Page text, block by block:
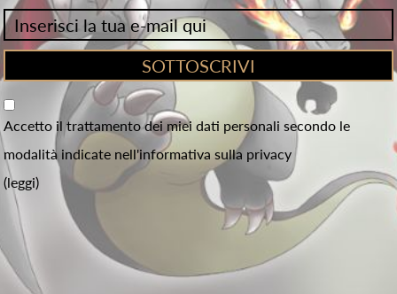
Accetto il trattamento dei miei dati personali secondo le
modalità indicate nell'informativa sulla privacy
(leggi)